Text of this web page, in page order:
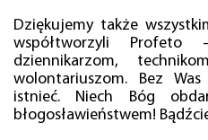
Dziękujemy także
współtworzyli Profeto
dziennikarzom,
wolontariuszom. Bez
istnieć. Niech Bóg
błogosławieństwem!